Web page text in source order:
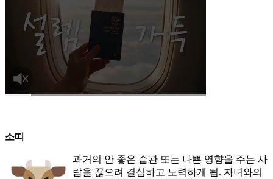
소띠
과거의 안 좋은 습관 또는 나쁜 영향을 주는 사
람을 끊으려 결심하고 노력하게 됨. 자녀와의